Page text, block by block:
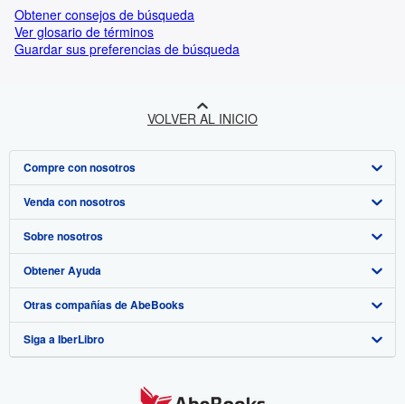
Obtener consejos de búsqueda
Ver glosario de términos
Guardar sus preferencias de búsqueda
VOLVER AL INICIO
Compre con nosotros
Búsqueda avanzada
Colecciones
Mi cuenta
Mis pedidos
Ver carrito
Venda con nosotros
Comenzar a vender
Únase a nuestro programa de afiliados
Recomiende un vendedor
Sobre nosotros
Sobre IberLibro
Medios
Empleo
Obtener Ayuda
Preguntas frecuentes y guías
Atención al Cliente
Otras compañías de AbeBooks
AbeBooks.com
Siga a IberLibro